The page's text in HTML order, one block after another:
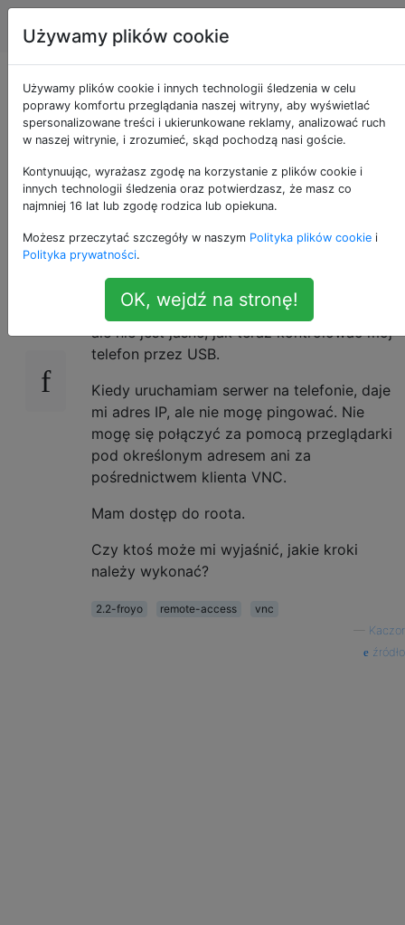
Android Tagi
Jak zdalnie sterować
za pomocą Droid
VNC Server przez
USB?
ZainstalowałemDroid VNC Server
telefonie z Androidem 2.2 (CyanogenMod),
ale nie jest jasne, jak teraz kontrolować mój
telefon przez USB.
Kiedy uruchamiam serwer na telefonie, daje
mi adres IP, ale nie mogę pingować. Nie
mogę się połączyć za pomocą przeglądarki
pod określonym adresem ani za
pośrednictwem klienta VNC.
Mam dostęp do roota.
Czy ktoś może mi wyjaśnić, jakie kroki
należy wykonać?
2.2-froyo remote-access
vnc
Kaczor
źródło
Używamy plików cookie
Używamy plików cookie i innych technologii śledzenia w celu
poprawy komfortu przeglądania naszej witryny, aby wyświetlać
spersonalizowane treści i ukierunkowane reklamy, analizować ruch
w naszej witrynie, i zrozumieć, skąd pochodzą nasi goście.
Kontynuując, wyrażasz zgodę na korzystanie z plików cookie i
innych technologii śledzenia oraz potwierdzasz, że masz co
najmniej 16 lat lub zgodę rodzica lub opiekuna.
Możesz przeczytać szczegóły w naszym Polityka plików cookie i
Polityka prywatności.
OK, wejdź na stronę!